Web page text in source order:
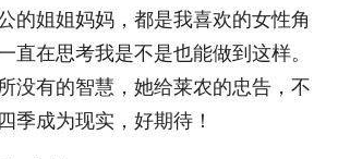
的姐姐妈妈，都是我喜欢的女性角
直在思考我是不是也能做到这样。
没有的智慧，她给莱农的忠告，不
季成为现实，好期待！